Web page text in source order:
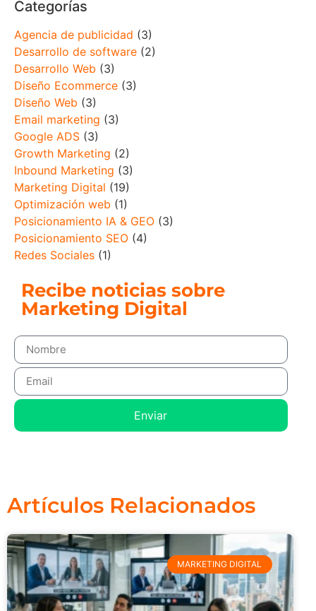
Categorías
Agencia de publicidad (3)
Desarrollo de software (2)
Desarrollo Web (3)
Diseño Ecommerce (3)
Diseño Web (3)
Email marketing (3)
Google ADS (3)
Growth Marketing (2)
Inbound Marketing (3)
Marketing Digital (19)
Optimización web (1)
Posicionamiento IA & GEO (3)
Posicionamiento SEO (4)
Redes Sociales (1)
Recibe noticias sobre
Marketing Digital
Enviar
Artículos Relacionados
MARKETING DIGITAL